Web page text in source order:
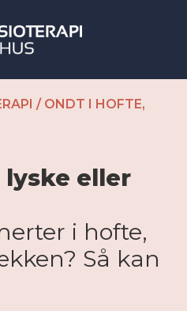
/ ONDT I HOFTE,
eller
i hofte,
Så kan